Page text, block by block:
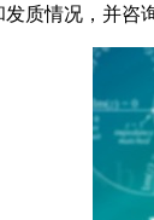
质情况，并咨